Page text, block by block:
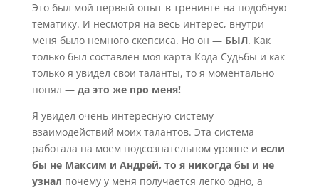
Это был мой первый опыт в тренинге на подобную
тематику. И несмотря на весь интерес, внутри
меня было немного скепсиса. Но он — БЫЛ. Как
только был составлен моя карта Кода Судьбы и как
только я увидел свои таланты, то я моментально
понял — да это же про меня!
Я увидел очень интересную систему
взаимодействий моих талантов. Эта система
работала на моем подсознательном уровне и если
бы не Максим и Андрей, то я никогда бы и не
узнал почему у меня получается легко одно, а